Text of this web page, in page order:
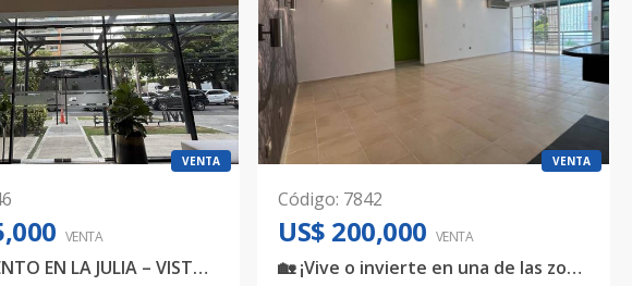
VENTA
VENTA
APARTAMENTO EN LA JULIA – VISTA DESPEJADA DESDE EL PISO 16
VENTA
Código: 7842
US$ 200,000 VENTA
🏡 ¡Vive o invierte en una de las zonas más exclusivas de Santo Domingo!